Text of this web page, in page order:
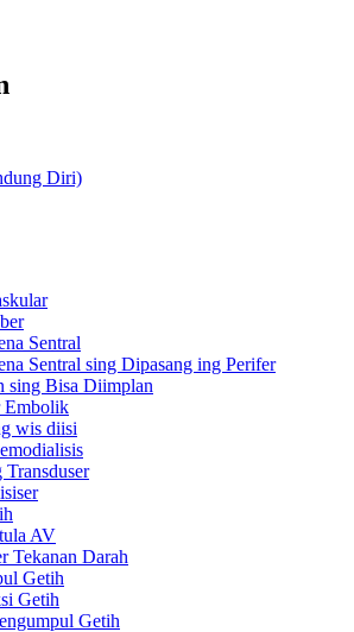
Diri)
Sentral
Sentral sing Dipasang ing Perifer
sing Bisa Diimplan
Embolik
wis diisi
Transduser
AV
Tekanan Darah
Getih
Getih
Getih